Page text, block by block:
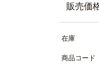
販売価
在庫
商品コード